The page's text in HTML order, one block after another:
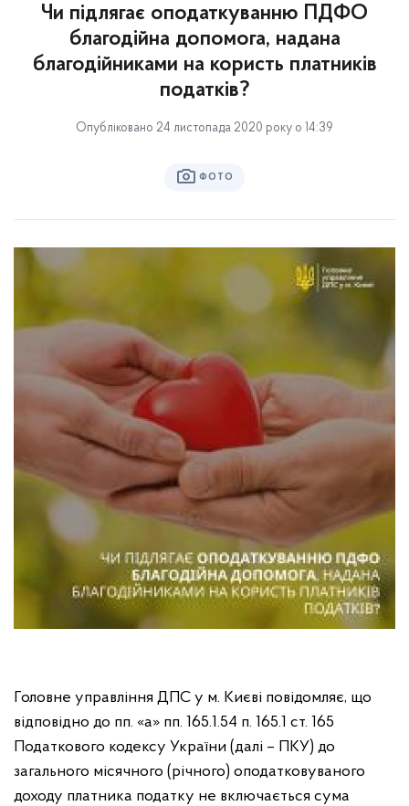
Чи підлягає оподаткуванню ПДФО
благодійна допомога, надана
благодійниками на користь платників
податків?
Опубліковано 24 листопада 2020 року о 14:39
ФОТО
Головне управління ДПС у м. Києві повідомляє, що
відповідно до пп. «а» пп. 165.1.54 п. 165.1 ст. 165
Податкового кодексу України (далі – ПКУ) до
загального місячного (річного) оподатковуваного
доходу платника податку не включається сума